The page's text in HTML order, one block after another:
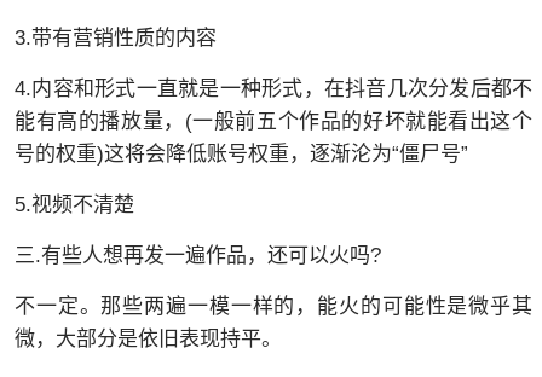
3.带有营销性质的内容
4.内容和形式一直就是一种形式，在抖音几次分发后都不
能有高的播放量，(一般前五个作品的好坏就能看出这个
号的权重)这将会降低账号权重，逐渐沦为“僵尸号”
5.视频不清楚
三.有些人想再发一遍作品，还可以火吗?
不一定。那些两遍一模一样的，能火的可能性是微乎其
微，大部分是依旧表现持平。